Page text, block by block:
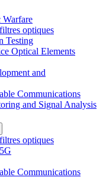
Warfare
optiques
Testing
Optical Elements
and
Communications
and Signal Analysis
optiques
Communications